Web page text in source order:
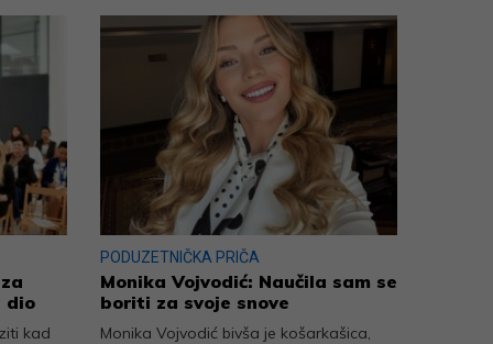
dio
kad
PODUZETNIČKA PRIČA
Monika Vojvodić: Naučila sam se
boriti za svoje snove
Monika Vojvodić bivša je košarkašica,